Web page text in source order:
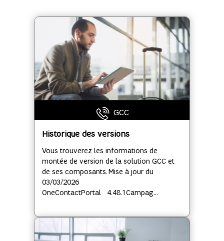
GCC
Historique des versions
Vous trouverez les informations de
montée de version de la solution GCC et
de ses composants. Mise à jour du
03/03/2026
OneContactPortal 4.48.1Campag...